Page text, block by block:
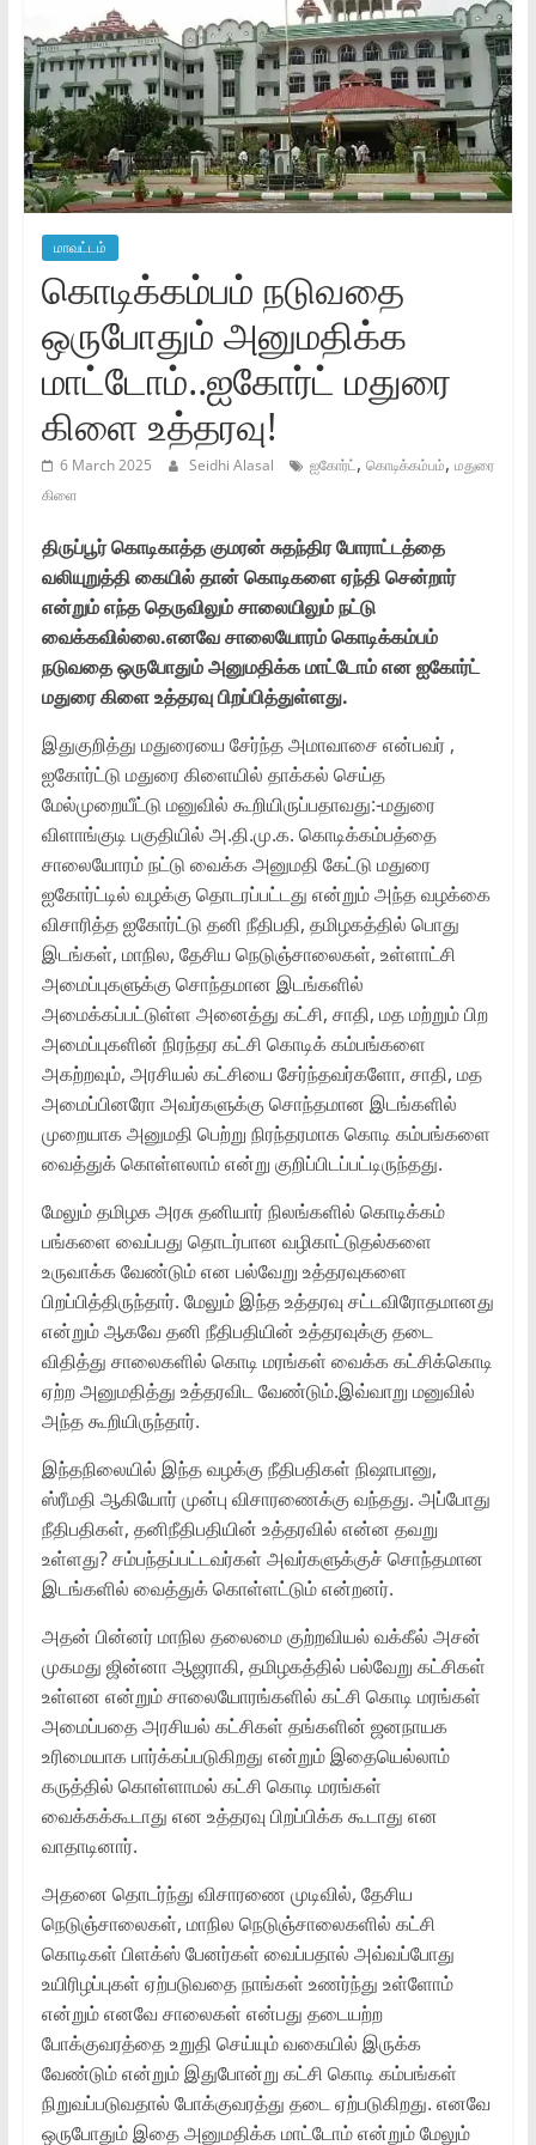
மாவட்டம்
கொடிக்கம்பம் நடுவதை
ஒருபோதும் அனுமதிக்க
மாட்டோம்..ஐகோர்ட் மதுரை
கிளை உத்தரவு!
6 March 2025 Seidhi Alasal ஐகோர்ட், கொடிக்கம்பம், மதுரை
கிளை
திருப்பூர் கொடிகாத்த குமரன் சுதந்திர போராட்டத்தை
வலியுறுத்தி கையில் தான் கொடிகளை ஏந்தி சென்றார்
என்றும் எந்த தெருவிலும் சாலையிலும் நட்டு
வைக்கவில்லை.எனவே சாலையோரம் கொடிக்கம்பம்
நடுவதை ஒருபோதும் அனுமதிக்க மாட்டோம் என ஐகோர்ட்
மதுரை கிளை உத்தரவு பிறப்பித்துள்ளது.
இதுகுறித்து மதுரையை சேர்ந்த அமாவாசை என்பவர் ,
ஐகோர்ட்டு மதுரை கிளையில் தாக்கல் செய்த
மேல்முறையீட்டு மனுவில் கூறியிருப்பதாவது:-மதுரை
விளாங்குடி பகுதியில் அ.தி.மு.க. கொடிக்கம்பத்தை
சாலையோரம் நட்டு வைக்க அனுமதி கேட்டு மதுரை
ஐகோர்ட்டில் வழக்கு தொடரப்பட்டது என்றும் அந்த வழக்கை
விசாரித்த ஐகோர்ட்டு தனி நீதிபதி, தமிழகத்தில் பொது
இடங்கள், மாநில, தேசிய நெடுஞ்சாலைகள், உள்ளாட்சி
அமைப்புகளுக்கு சொந்தமான இடங்களில்
அமைக்கப்பட்டுள்ள அனைத்து கட்சி, சாதி, மத மற்றும் பிற
அமைப்புகளின் நிரந்தர கட்சி கொடிக் கம்பங்களை
அகற்றவும், அரசியல் கட்சியை சேர்ந்தவர்களோ, சாதி, மத
அமைப்பினரோ அவர்களுக்கு சொந்தமான இடங்களில்
முறையாக அனுமதி பெற்று நிரந்தரமாக கொடி கம்பங்களை
வைத்துக் கொள்ளலாம் என்று குறிப்பிடப்பட்டிருந்தது.
மேலும் தமிழக அரசு தனியார் நிலங்களில் கொடிக்கம்
பங்களை வைப்பது தொடர்பான வழிகாட்டுதல்களை
உருவாக்க வேண்டும் என பல்வேறு உத்தரவுகளை
பிறப்பித்திருந்தார். மேலும் இந்த உத்தரவு சட்டவிரோதமானது
என்றும் ஆகவே தனி நீதிபதியின் உத்தரவுக்கு தடை
விதித்து சாலைகளில் கொடி மரங்கள் வைக்க கட்சிக்கொடி
ஏற்ற அனுமதித்து உத்தரவிட வேண்டும்.இவ்வாறு மனுவில்
அந்த கூறியிருந்தார்.
இந்தநிலையில் இந்த வழக்கு நீதிபதிகள் நிஷாபானு,
ஸ்ரீமதி ஆகியோர் முன்பு விசாரணைக்கு வந்தது. அப்போது
நீதிபதிகள், தனிநீதிபதியின் உத்தரவில் என்ன தவறு
உள்ளது? சம்பந்தப்பட்டவர்கள் அவர்களுக்குச் சொந்தமான
இடங்களில் வைத்துக் கொள்ளட்டும் என்றனர்.
அதன் பின்னர் மாநில தலைமை குற்றவியல் வக்கீல் அசன்
முகமது ஜின்னா ஆஜராகி, தமிழகத்தில் பல்வேறு கட்சிகள்
உள்ளன என்றும் சாலையோரங்களில் கட்சி கொடி மரங்கள்
அமைப்பதை அரசியல் கட்சிகள் தங்களின் ஜனநாயக
உரிமையாக பார்க்கப்படுகிறது என்றும் இதையெல்லாம்
கருத்தில் கொள்ளாமல் கட்சி கொடி மரங்கள்
வைக்கக்கூடாது என உத்தரவு பிறப்பிக்க கூடாது என
வாதாடினார்.
அதனை தொடர்ந்து விசாரணை முடிவில், தேசிய
நெடுஞ்சாலைகள், மாநில நெடுஞ்சாலைகளில் கட்சி
கொடிகள் பிளக்ஸ் பேனர்கள் வைப்பதால் அவ்வப்போது
உயிரிழப்புகள் ஏற்படுவதை நாங்கள் உணர்ந்து உள்ளோம்
என்றும் எனவே சாலைகள் என்பது தடையற்ற
போக்குவரத்தை உறுதி செய்யும் வகையில் இருக்க
வேண்டும் என்றும் இதுபோன்று கட்சி கொடி கம்பங்கள்
நிறுவப்படுவதால் போக்குவரத்து தடை ஏற்படுகிறது. எனவே
ஒருபோதும் இதை அனுமதிக்க மாட்டோம் என்றும் மேலும்